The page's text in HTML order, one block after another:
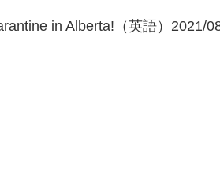
in Alberta!（英語）2021/